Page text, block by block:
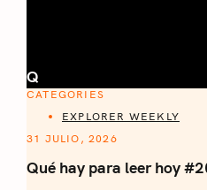
Q
CATEGORIES
EXPLORER WEEKLY
31 JULIO, 2026
Qué hay para leer hoy